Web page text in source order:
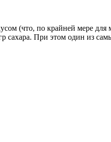
(что, по крайней мере
сахара. При этом один из